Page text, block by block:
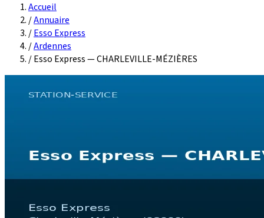
Accueil
/Annuaire
/Esso Express
/Ardennes
/Esso Express — CHARLEVILLE-MÉZIÈRES